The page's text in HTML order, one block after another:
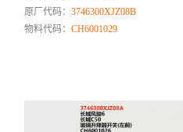
原厂代码：3746300XJZ08B
物料代码：CH6001029